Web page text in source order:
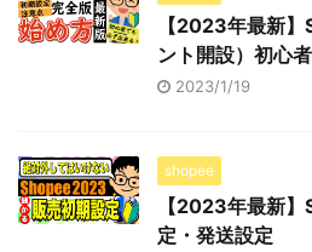
【2023年最新
ント開設）初心
2023/1/19
shopee
【2023年最新
定・発送設定